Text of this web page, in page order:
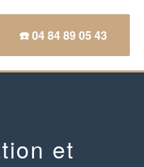
☎️ 04 84 89 05 43
et